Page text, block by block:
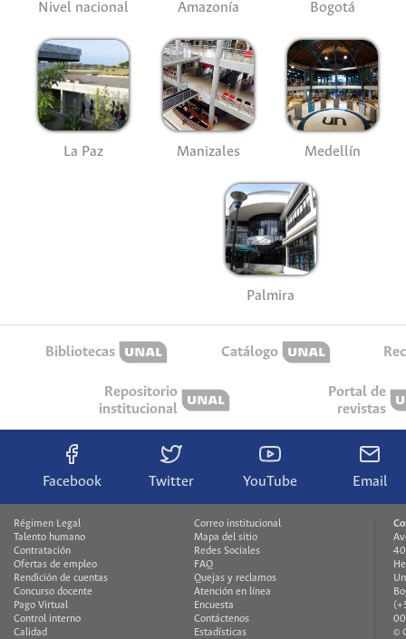
Nivel nacional Amazonía Bogotá
La Paz Manizales Medellín
Palmira
Bibliotecas Catálogo
Repositorio
institucional
Portal de
revistas
Facebook Twitter YouTube Email
Régimen Legal
Talento humano
Contratación
Ofertas de empleo
Rendición de cuentas
Concurso docente
Pago Virtual
Control interno
Calidad
Correo institucional
Mapa del sitio
Redes Sociales
FAQ
Quejas y reclamos
Atención en línea
Encuesta
Contáctenos
Estadísticas
©